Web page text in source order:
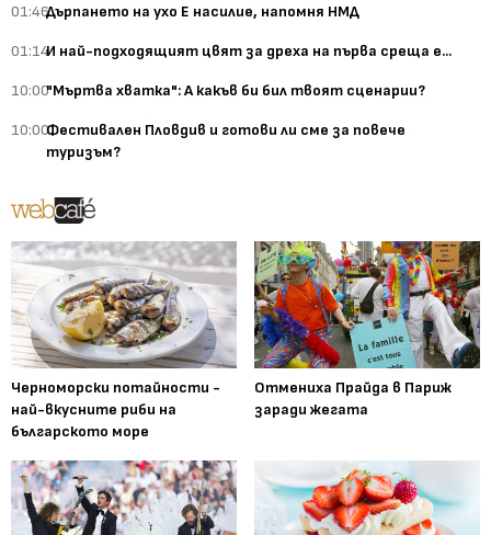
01:46Дърпането на ухо Е насилие, напомня НМД
01:14И най-подходящият цвят за дреха на първа среща е...
10:00"Мъртва хватка": А какъв би бил твоят сценарии?
10:00Фестивален Пловдив и готови ли сме за повече
туризъм?
Черноморски потайности -
най-вкусните риби на
българското море
Отмениха Прайда в Париж
заради жегата